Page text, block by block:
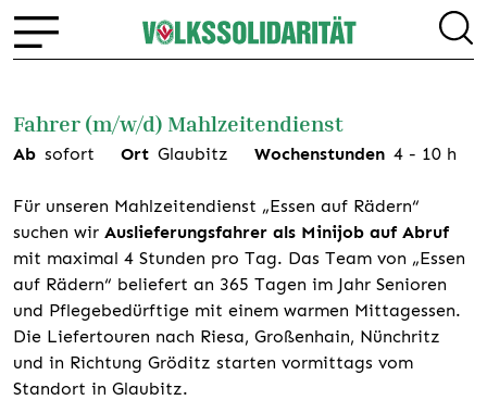
Fahrer (m/w/d) Mahlzeitendienst
Ab sofort Ort Glaubitz Wochenstunden 4 - 10 h
Für unseren Mahlzeitendienst „Essen auf Rädern“
suchen wir Auslieferungsfahrer als Minijob auf Abruf
mit maximal 4 Stunden pro Tag. Das Team von „Essen
auf Rädern“ beliefert an 365 Tagen im Jahr Senioren
und Pflegebedürftige mit einem warmen Mittagessen.
Die Liefertouren nach Riesa, Großenhain, Nünchritz
und in Richtung Gröditz starten vormittags vom
Standort in Glaubitz.